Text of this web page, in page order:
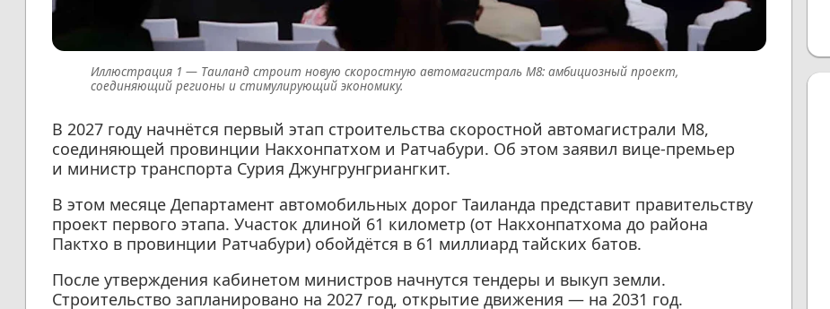
Таиланд строит новую скоростную автомагистраль M8: амбициозный проект,
соединяющий регионы и стимулирующий экономику.
В 2027 году начнётся первый этап строительства скоростной автомагистрали M8,
соединяющей провинции Накхонпатхом и Ратчабури. Об этом заявил вице-премьер
и министр транспорта Сурия Джунгрунгриангкит.
В этом месяце Департамент автомобильных дорог Таиланда представит правительству
проект первого этапа. Участок длиной 61 километр (от Накхонпатхома до района
Пактхо в провинции Ратчабури) обойдётся в 61 миллиард тайских батов.
После утверждения кабинетом министров начнутся тендеры и выкуп земли.
Строительство запланировано на 2027 год, открытие движения — на 2031 год.